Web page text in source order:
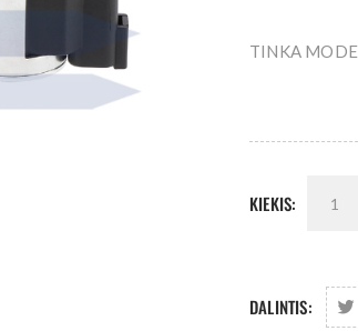
TINKA
KIEKIS:
DALINTIS: